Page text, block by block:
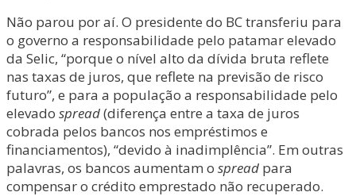
Não parou por aí. O presidente do BC transferiu para
o governo a responsabilidade pelo patamar elevado
da Selic, “porque o nível alto da dívida bruta reflete
nas taxas de juros, que reflete na previsão de risco
futuro”, e para a população a responsabilidade pelo
elevado spread(diferença entre a taxa de juros
cobrada pelos bancos nos empréstimos e
financiamentos), “devido à inadimplência”. Em outras
palavras, os bancos aumentam o spread para
compensar o crédito emprestado não recuperado.